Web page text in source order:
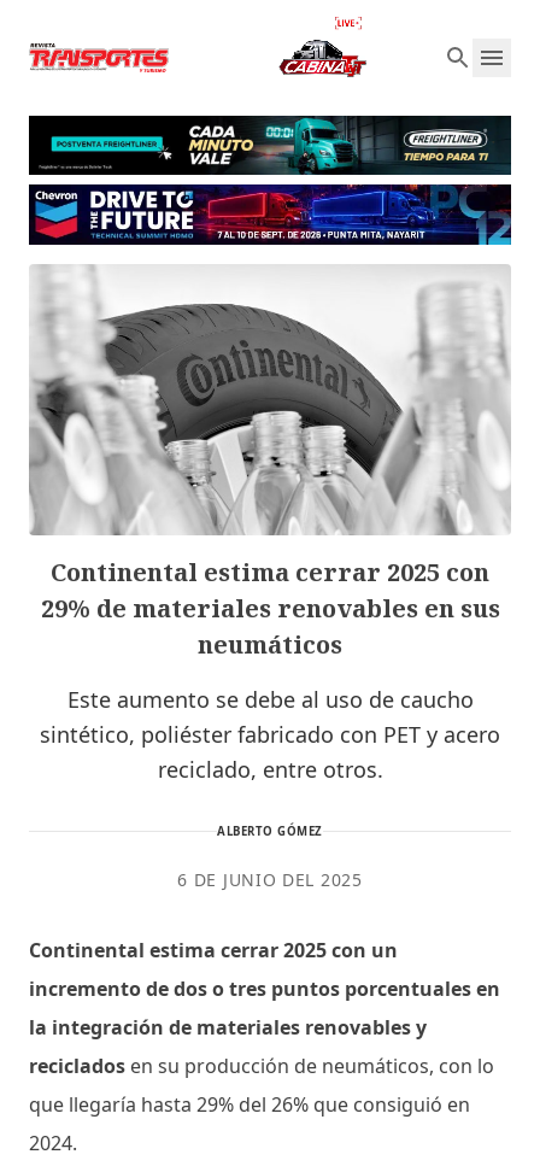
Continental estima cerrar 2025 con
29% de materiales renovables en sus
neumáticos
Este aumento se debe al uso de caucho
sintético, poliéster fabricado con PET y acero
reciclado, entre otros.
ALBERTO GÓMEZ
6 DE JUNIO DEL 2025
Continental estima cerrar 2025 con un
incremento de dos o tres puntos porcentuales en
la integración de materiales renovables y
reciclados en su producción de neumáticos, con lo
que llegaría hasta 29% del 26% que consiguió en
2024.